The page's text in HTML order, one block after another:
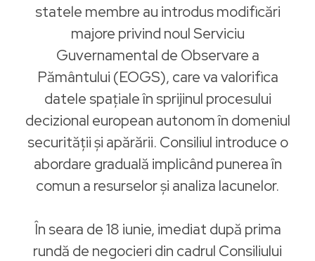
statele membre au introdus modificări
majore privind noul Serviciu
Guvernamental de Observare a
Pământului (EOGS), care va valorifica
datele spațiale în sprijinul procesului
decizional european autonom în domeniul
securității și apărării. Consiliul introduce o
abordare graduală implicând punerea în
comun a resurselor și analiza lacunelor.
În seara de 18 iunie, imediat după prima
rundă de negocieri din cadrul Consiliului